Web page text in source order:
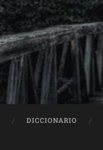
DICCIONARIO